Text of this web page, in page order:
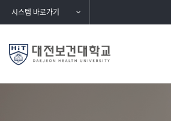
건너뛰기시스템 바로가기